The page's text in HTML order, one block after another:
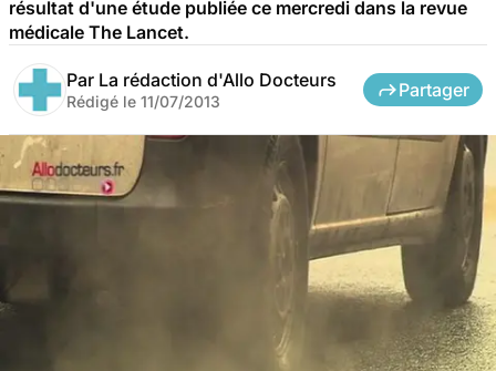
résultat d'une étude publiée ce mercredi dans la revue
médicale The Lancet.
Par La rédaction d'Allo Docteurs
Rédigé le 11/07/2013
Partager